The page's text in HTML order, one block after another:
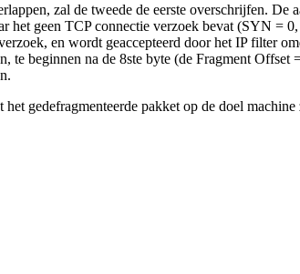
zal de tweede de eerste overschrijfen.
het geen TCP connectie verzoek bevat (SYN
en wordt geaccepteerd door het IP filter
te beginnen na de 8ste byte (de Fragment
gedefragmenteerde pakket op de doel machine